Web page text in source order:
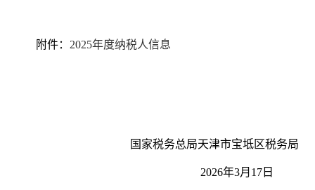
附件： 2025年度纳税人信息
国家税务总局天津市宝坻区税务局
2026年3月17日